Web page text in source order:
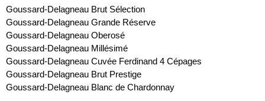
Goussard-Delagneau Brut Sélection
Goussard-Delagneau Grande Réserve
Goussard-Delagneau Oberosé
Goussard-Delagneau Millésimé
Goussard-Delagneau Cuvée Ferdinand 4 Cépages
Goussard-Delagneau Brut Prestige
Goussard-Delagneau Blanc de Chardonnay